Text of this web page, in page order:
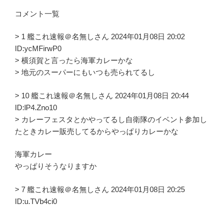
コメント一覧
> 1 艦これ速報＠名無しさん 2024年01月08日 20:02
ID:ycMFirwP0
> 横須賀と言ったら海軍カレーかな
> 地元のスーパーにもいつも売られてるし
> 10 艦これ速報＠名無しさん 2024年01月08日 20:44
ID:lP4.Zno10
> カレーフェスタとかやってるし自衛隊のイベント参加し
たときカレー販売してるからやっぱりカレーかな
海軍カレー
やっぱりそうなりますか
> 7 艦これ速報＠名無しさん 2024年01月08日 20:25
ID:u.TVb4ci0